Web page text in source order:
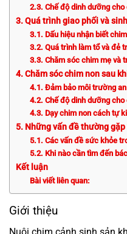
2.3. Chế độ dinh dưỡng
3. Quá trình giao phối và
3.1. Dấu hiệu nhận biết
3.2. Quá trình làm tổ và đẻ
3.3. Chăm sóc chim mẹ và
4. Chăm sóc chim non sau
4.1. Đảm bảo môi trường
4.2. Chế độ dinh dưỡng cho
4.3. Dạy chim non cách tự
5. Những vấn đề thường
5.1. Các vấn đề sức khỏe
5.2. Khi nào cần tìm đến
Kết luận
Bài viết liên quan:
Giới thiệu